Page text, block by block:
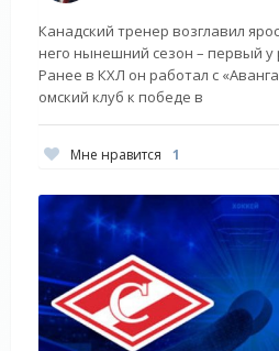
Канадский тренер возглавил
него нынешний сезон – первый у
Ранее в КХЛ он работал с
омский клуб к победе в
Мне нравится 1